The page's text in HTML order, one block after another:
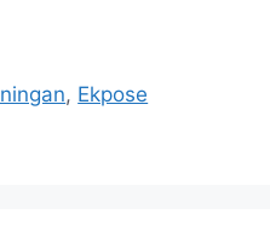
, Ekpose